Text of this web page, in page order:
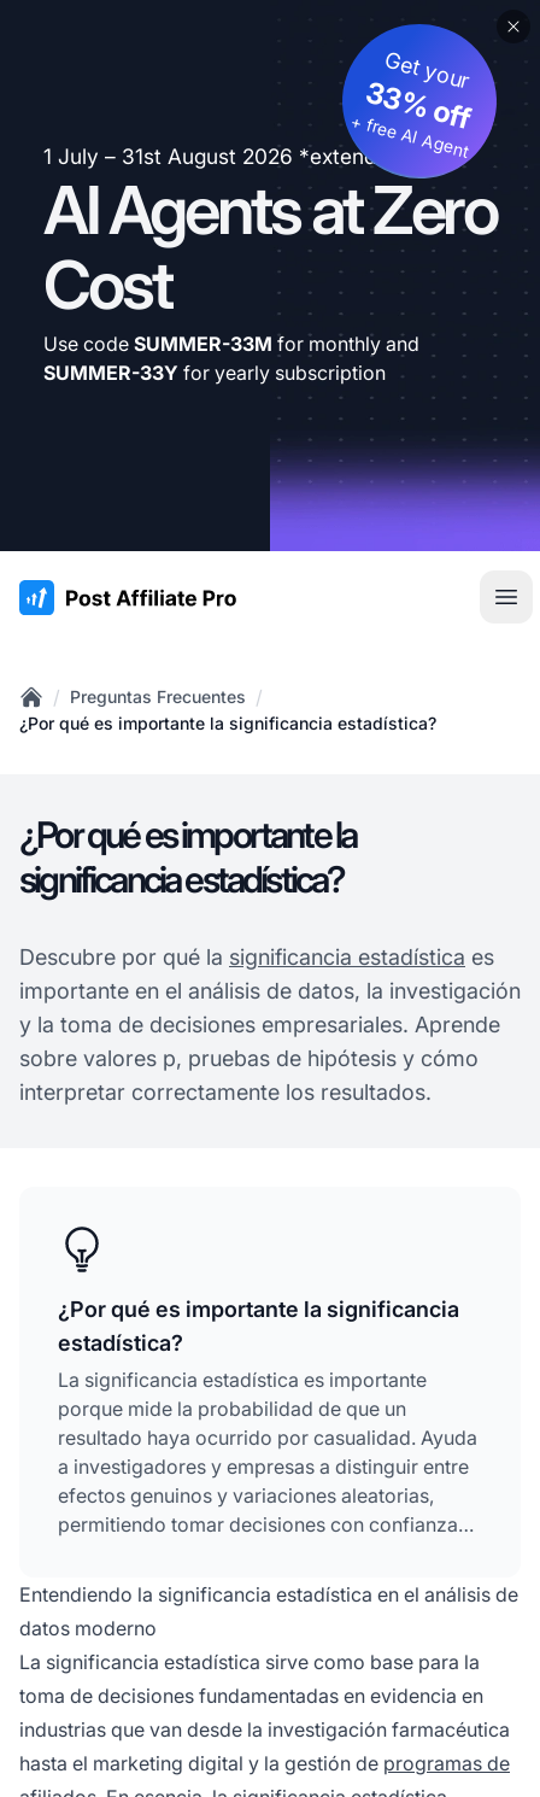
1 July – 31st August 2026 *extended
AI Agents at Zero
Cost
Get your
33% off
+ free AI Agent
Use code SUMMER-33M for monthly and
SUMMER-33Y for yearly subscription
:site.title
Home
/ Preguntas Frecuentes /
¿Por qué es importante la significancia estadística?
¿Por qué es importante la
significancia estadística?
Descubre por qué la significancia estadística es
importante en el análisis de datos, la investigación
y la toma de decisiones empresariales. Aprende
sobre valores p, pruebas de hipótesis y cómo
interpretar correctamente los resultados.
¿Por qué es importante la significancia
estadística?
La significancia estadística es importante
porque mide la probabilidad de que un
resultado haya ocurrido por casualidad. Ayuda
a investigadores y empresas a distinguir entre
efectos genuinos y variaciones aleatorias,
permitiendo tomar decisiones con confianza
coincidencias.
Entendiendo la significancia estadística en el análisis de
datos moderno
La significancia estadística sirve como base para la
toma de decisiones fundamentadas en evidencia en
industrias que van desde la investigación farmacéutica
hasta el marketing digital y la gestión de programas de